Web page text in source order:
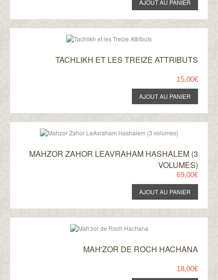
TACHLIKH ET LES TREIZE ATTRIBUTS
15,00€
MAHZOR ZAHOR LEAVRAHAM HASHALEM (3
VOLUMES)
69,00€
MAH'ZOR DE ROCH HACHANA
18,00€